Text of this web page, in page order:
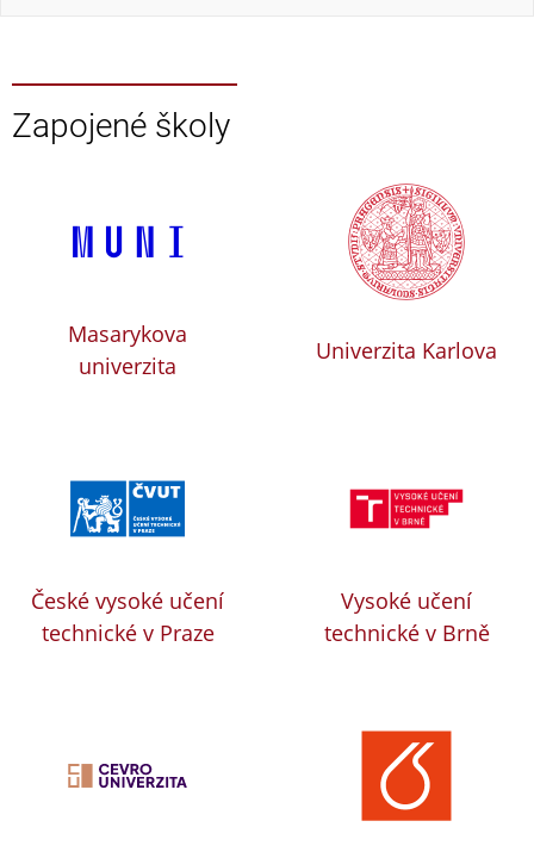
Zapojené školy
Masarykova
univerzita
Univerzita Karlova
České vysoké učení
technické v Praze
Vysoké učení
technické v Brně